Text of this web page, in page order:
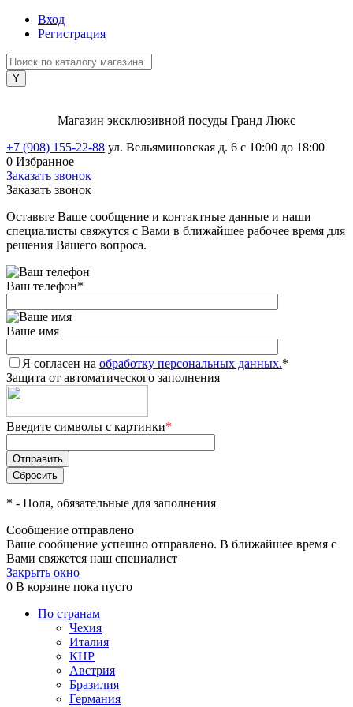
Вход
Регистрация
Магазин эксклюзивной посуды Гранд Люкс
+7 (908) 155-22-88 ул. Вельяминовская д. 6 с 10:00 до 18:00
0 Избранное
Заказать звонок
Заказать звонок
Оставьте Ваше сообщение и контактные данные и наши
специалисты свяжутся с Вами в ближайшее рабочее время для
решения Вашего вопроса.
Ваш телефон*
Ваше имя
Я согласен на обработку персональных данных.*
Защита от автоматического заполнения
Введите символы с картинки*
* - Поля, обязательные для заполнения
Сообщение отправлено
Ваше сообщение успешно отправлено. В ближайшее время с
Вами свяжется наш специалист
Закрыть окно
0 В корзине пока пусто
По странам
Чехия
Италия
КНР
Австрия
Бразилия
Германия